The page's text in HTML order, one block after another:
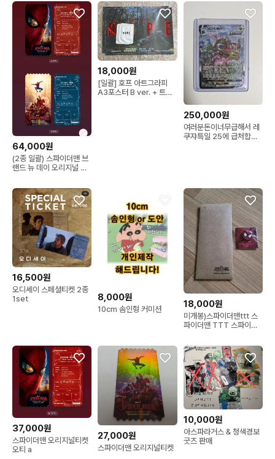
64,000원
(2종 일괄) 스파이더맨 브
랜드 뉴 데이 오리지널 티
18,000원
[일괄] 호프 아트그라피
A3포스터 B ver. + 트레
250,000원
여러분돈이너무급해서 레
쿠쟈특일 25에 급처합니
16,500원
오디세이 스페셜티켓 2종
1set
8,000원
10cm 솜인형 커미션 18,000원
미개봉)스파이더맨ttt 스
파이더맨 TTT 스파이더
이더맨특전 스파이더맨뱃
지
37,000원
스파이더맨 오리지널티켓
오티 a
27,000원
스파이더맨 오리지널티켓
10,000원
아스파라거스 & 청색경보
굿즈 판매